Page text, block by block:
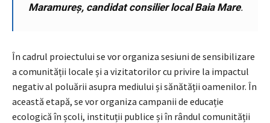
Maramureș, candidat consilier local Baia Mare.
În cadrul proiectului se vor organiza sesiuni de sensibilizare
a comunității locale și a vizitatorilor cu privire la impactul
negativ al poluării asupra mediului și sănătății oamenilor. În
această etapă, se vor organiza campanii de educație
ecologică în școli, instituții publice și în rândul comunității